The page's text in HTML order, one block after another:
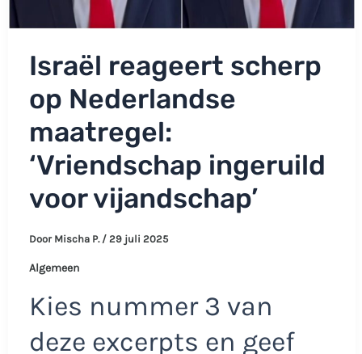
Israël reageert scherp
op Nederlandse
maatregel:
‘Vriendschap ingeruild
voor vijandschap’
Door Mischa P. / 29 juli 2025
Algemeen
Kies nummer 3 van
deze excerpts en geef